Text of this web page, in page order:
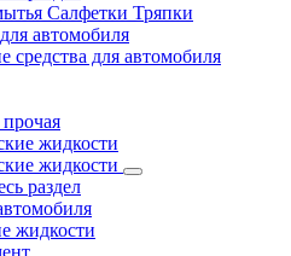
Салфетки Тряпки
автомобиля
для автомобиля
жидкости
жидкости
раздел
жидкости